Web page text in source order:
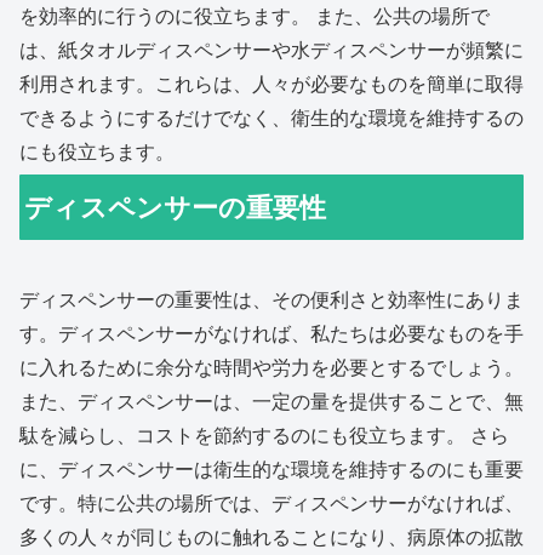
を効率的に行うのに役立ちます。 また、公共の場所で
は、紙タオルディスペンサーや水ディスペンサーが頻繁に
利用されます。これらは、人々が必要なものを簡単に取得
できるようにするだけでなく、衛生的な環境を維持するの
にも役立ちます。
ディスペンサーの重要性
ディスペンサーの重要性は、その便利さと効率性にありま
す。ディスペンサーがなければ、私たちは必要なものを手
に入れるために余分な時間や労力を必要とするでしょう。
また、ディスペンサーは、一定の量を提供することで、無
駄を減らし、コストを節約するのにも役立ちます。 さら
に、ディスペンサーは衛生的な環境を維持するのにも重要
です。特に公共の場所では、ディスペンサーがなければ、
多くの人々が同じものに触れることになり、病原体の拡散